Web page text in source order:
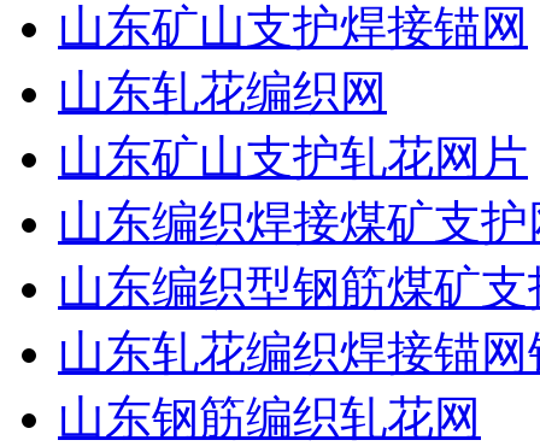
山东矿山支护焊接锚网
山东轧花编织网
山东矿山支护轧花网片
山东编织焊接煤矿支护
山东编织型钢筋煤矿
山东轧花编织焊接锚
山东钢筋编织轧花网